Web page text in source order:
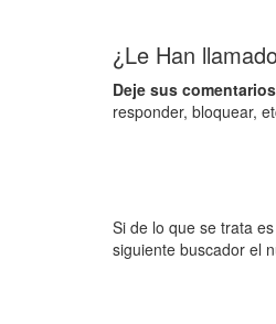
¿Le Han
Deje sus comentarios
responder, bloquear,
Si de lo que se trata
siguiente buscador el